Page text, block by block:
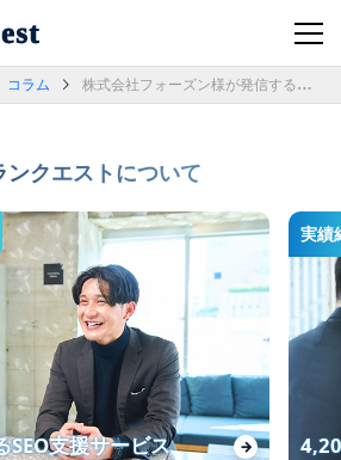
コラム 株式会社フォーズン様が発信する、『おすすめのSEO対策会社まとめ！各社の比較一覧』の記事にてランクエストを紹介頂きました
ンクエストについて
SEO支援サービス →
実績